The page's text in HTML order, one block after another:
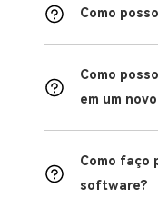
Como
Como
em um
Como faço
software?